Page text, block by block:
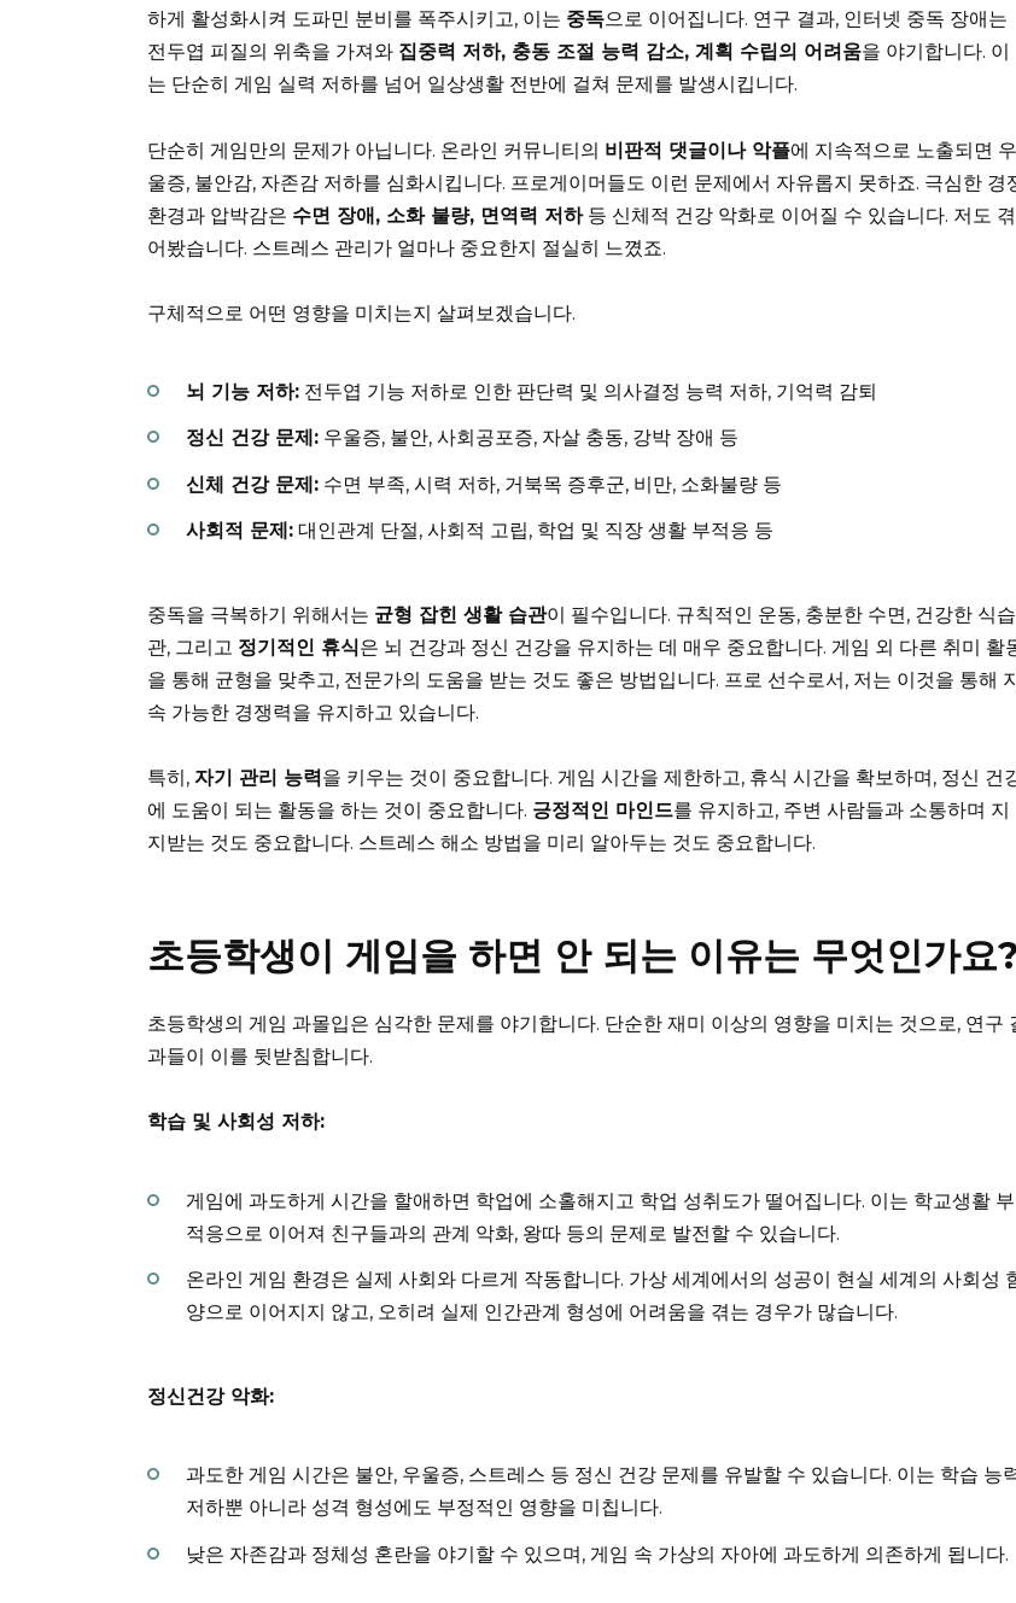
하게 활성화시켜 도파민 분비를 폭주시키고, 이는 중독으로 이어집니다. 연구 결과, 인터넷 중독 장애는
전두엽 피질의 위축을 가져와 집중력 저하, 충동 조절 능력 감소, 계획 수립의 어려움을 야기합니다. 이
는 단순히 게임 실력 저하를 넘어 일상생활 전반에 걸쳐 문제를 발생시킵니다.
단순히 게임만의 문제가 아닙니다. 온라인 커뮤니티의 비판적 댓글이나 악플에 지속적으로 노출되면 우
울증, 불안감, 자존감 저하를 심화시킵니다. 프로게이머들도 이런 문제에서 자유롭지 못하죠. 극심한 경
환경과 압박감은 수면 장애, 소화 불량, 면역력 저하등 신체적 건강 악화로 이어질 수 있습니다. 저도 겪
어봤습니다. 스트레스 관리가 얼마나 중요한지 절실히 느꼈죠.
구체적으로 어떤 영향을 미치는지 살펴보겠습니다.
뇌 기능 저하: 전두엽 기능 저하로 인한 판단력 및 의사결정 능력 저하, 기억력 감퇴
정신 건강 문제: 우울증, 불안, 사회공포증, 자살 충동, 강박 장애 등
신체 건강 문제: 수면 부족, 시력 저하, 거북목 증후군, 비만, 소화불량 등
사회적 문제: 대인관계 단절, 사회적 고립, 학업 및 직장 생활 부적응 등
중독을 극복하기 위해서는 균형 잡힌 생활 습관이 필수입니다. 규칙적인 운동, 충분한 수면, 건강한 식습
관, 그리고 정기적인 휴식은 뇌 건강과 정신 건강을 유지하는 데 매우 중요합니다. 게임 외 다른 취미 활
을 통해 균형을 맞추고, 전문가의 도움을 받는 것도 좋은 방법입니다. 프로 선수로서, 저는 이것을 통해
속 가능한 경쟁력을 유지하고 있습니다.
특히, 자기 관리 능력을 키우는 것이 중요합니다. 게임 시간을 제한하고, 휴식 시간을 확보하며, 정신 건
에 도움이 되는 활동을 하는 것이 중요합니다. 긍정적인 마인드를 유지하고, 주변 사람들과 소통하며 지
지받는 것도 중요합니다. 스트레스 해소 방법을 미리 알아두는 것도 중요합니다.
초등학생이 게임을 하면 안 되는 이유는 무엇인가요?
초등학생의 게임 과몰입은 심각한 문제를 야기합니다. 단순한 재미 이상의 영향을 미치는 것으로, 연구
과들이 이를 뒷받침합니다.
학습 및 사회성 저하:
게임에 과도하게 시간을 할애하면 학업에 소홀해지고 학업 성취도가 떨어집니다. 이는 학교생활 부
적응으로 이어져 친구들과의 관계 악화, 왕따 등의 문제로 발전할 수 있습니다.
온라인 게임 환경은 실제 사회와 다르게 작동합니다. 가상 세계에서의 성공이 현실 세계의 사회성
양으로 이어지지 않고, 오히려 실제 인간관계 형성에 어려움을 겪는 경우가 많습니다.
정신건강 악화:
과도한 게임 시간은 불안, 우울증, 스트레스 등 정신 건강 문제를 유발할 수 있습니다. 이는 학습 능
저하뿐 아니라 성격 형성에도 부정적인 영향을 미칩니다.
낮은 자존감과 정체성 혼란을 야기할 수 있으며, 게임 속 가상의 자아에 과도하게 의존하게 됩니다.